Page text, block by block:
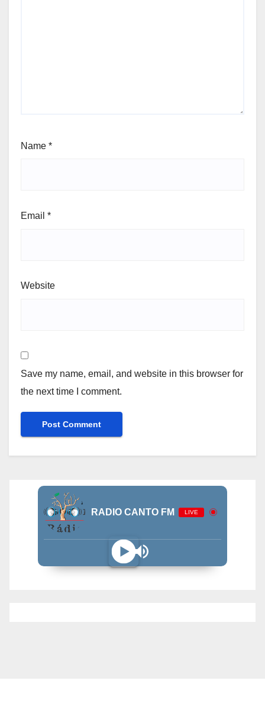
Name *
Email *
Website
Save my name, email, and website in this browser for
the next time I comment.
RADIO CANTO FM LIVE